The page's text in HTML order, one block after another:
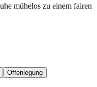
mühelos zu einem fairen
Offenlegung